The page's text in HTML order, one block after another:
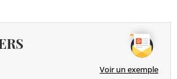
Voir un exemple